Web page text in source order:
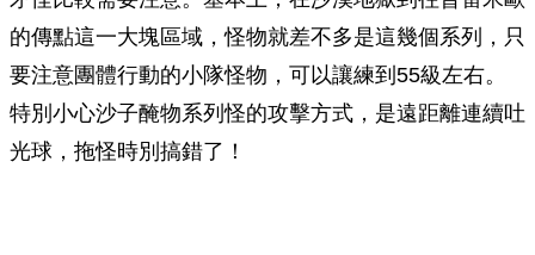
的傳點這一大塊區域，怪物就差不多是這幾個系列，只
要注意團體行動的小隊怪物，可以讓練到55級左右。
特別小心沙子醃物系列怪的攻擊方式，是遠距離連續吐
光球，拖怪時別搞錯了！